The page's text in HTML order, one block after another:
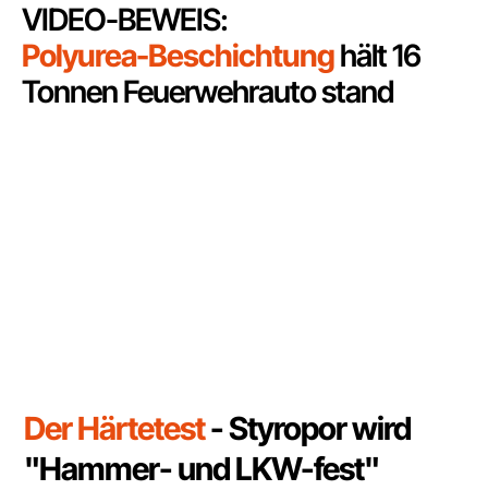
VIDEO-BEWEIS:
Polyurea-Beschichtunghält 16
Tonnen Feuerwehrauto stand
Der Härtetest- Styropor wird
"Hammer- und LKW-fest"